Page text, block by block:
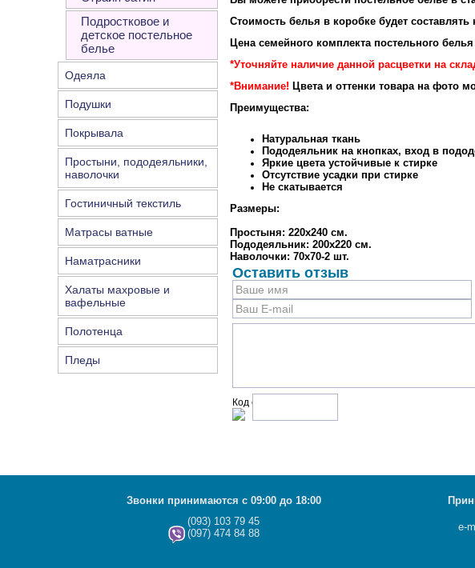
Подростковое и
детское постельное
белье
Одеяла
Подушки
Покрывала
Простыни, пододеяльники,
наволочки
Гостиничный текстиль
Матрасы ватные
Наматрасники
Халаты махровые и
вафельные
Полотенца
Пледы
Стоимость белья в коробке будет
Цена семейного комплекта постельного
*Уточняйте наличие данной расцветки на
*Внимание! Цвета и оттенки товара на фото
Преимущества:
Натуральная ткань
Пододеяльник на кнопках, вход в
Яркие цвета устойчивые к стирке
Отсутствие усадки при стирке
Не скатывается
Размеры:
Простыня: 220х240 см.
Пододеяльник: 200х220 см.
Наволочки: 70х70-2 шт.
Оставить отзыв
Код с рисунка:
Звонки принимаются с 09:00 до 18:00
(093) 103 79 45
(097) 474 84 88
e-